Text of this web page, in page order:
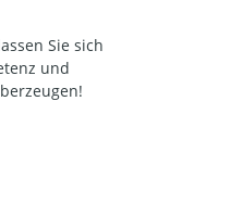
Sie sich
und